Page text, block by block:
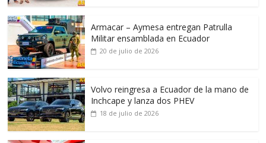
Armacar – Aymesa entregan Patrulla
Militar ensamblada en Ecuador
20 de julio de 2026
Volvo reingresa a Ecuador de la mano de
Inchcape y lanza dos PHEV
18 de julio de 2026